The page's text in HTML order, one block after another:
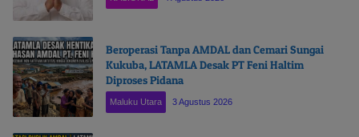
Beroperasi Tanpa AMDAL dan Cemari Sungai
Kukuba, LATAMLA Desak PT Feni Haltim
Diproses Pidana
Maluku Utara 3 Agustus 2026